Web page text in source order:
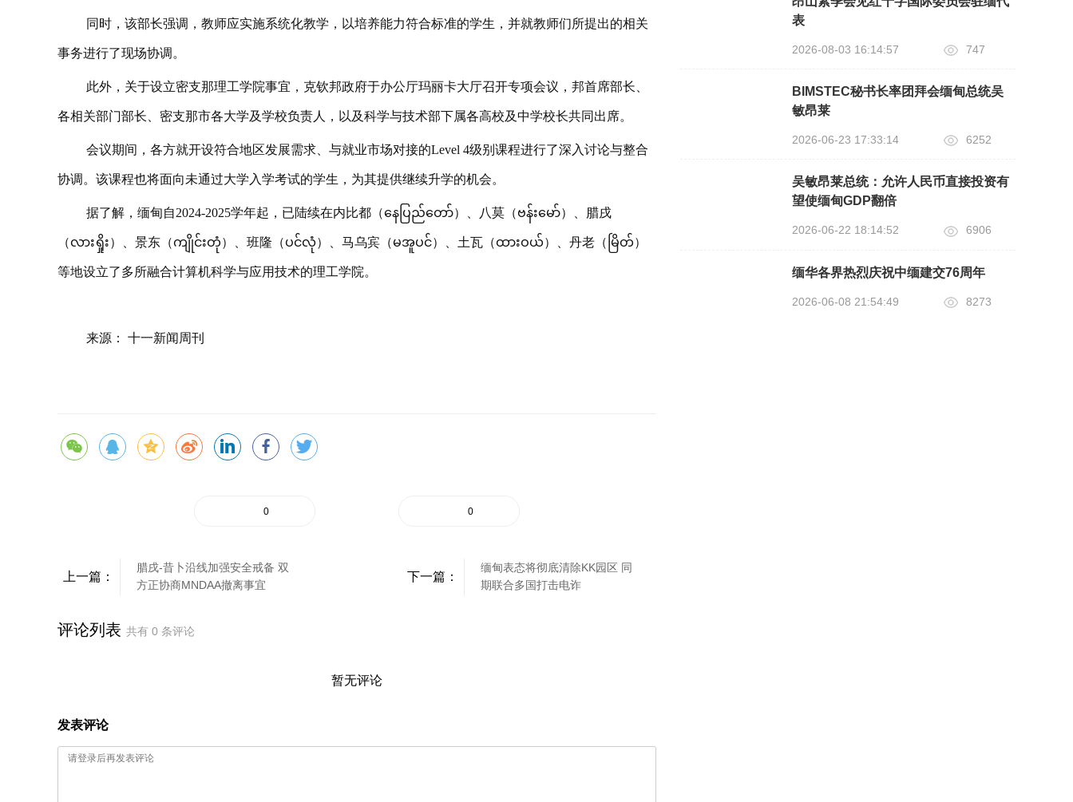
同时，该部长强调，教师应实施系统化教学，以培养能力符合标准的学生，并就教师们所提出的相关
事务进行了现场协调。
此外，关于设立密支那理工学院事宜，克钦邦政府于办公厅玛丽卡大厅召开专项会议，邦首席部长、
各相关部门部长、密支那市各大学及学校负责人，以及科学与技术部下属各高校及中学校长共同出席。
会议期间，各方就开设符合地区发展需求、与就业市场对接的Level 4级别课程进行了深入讨论与整合
协调。该课程也将面向未通过大学入学考试的学生，为其提供继续升学的机会。
据了解，缅甸自2024-2025学年起，已陆续在内比都（နေပြည်တော်）、八莫（ဗန်းမော်）、腊戌
（လားရှိုး）、景东（ကျိုင်းတုံ）、班隆（ပင်လုံ）、马乌宾（မအူပင်）、土瓦（ထားဝယ်）、丹老（မြိတ်）
等地设立了多所融合计算机科学与应用技术的理工学院。
来源： 十一新闻周刊
0 0
上一篇：
腊戌-昔卜沿线加强安全戒备 双
方正协商MNDAA撤离事宜
下一篇：
缅甸表态将彻底清除KK园区 同
期联合多国打击电诈
评论列表 共有 0 条评论
暂无评论
发表评论
表
2026-08-03 16:14:57 747
BIMSTEC秘书长率团拜会缅甸总统吴
敏昂莱
2026-06-23 17:33:14 6252
吴敏昂莱总统：允许人民币直接投资有
望使缅甸GDP翻倍
2026-06-22 18:14:52 6906
缅华各界热烈庆祝中缅建交76周年
2026-06-08 21:54:49 8273